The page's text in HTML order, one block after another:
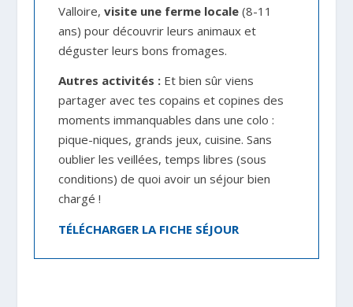
Valloire, visite une ferme locale(8-11
ans) pour découvrir leurs animaux et
déguster leurs bons fromages.
Autres activités :Et bien sûr viens
partager avec tes copains et copines des
moments immanquables dans une colo :
pique-niques, grands jeux, cuisine. Sans
oublier les veillées, temps libres (sous
conditions) de quoi avoir un séjour bien
chargé !
TÉLÉCHARGER LA FICHE SÉJOUR